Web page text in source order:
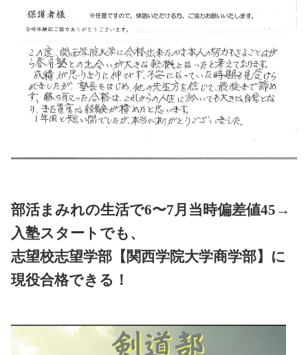
部活まみれの生活で6〜7月当時偏差値45→
入塾スタートでも、
志望校志望学部【関西学院大学商学部】に
現役合格できる！